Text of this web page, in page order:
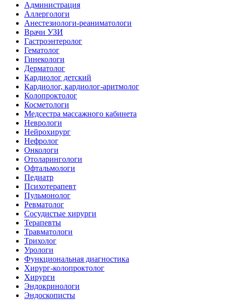
Администрация
Аллергологи
Анестезиологи-реаниматологи
Врачи УЗИ
Гастроэнтеролог
Гематолог
Гинекологи
Дерматолог
Кардиолог детский
Кардиолог, кардиолог-аритмолог
Колопроктолог
Косметологи
Медсестра массажного кабинета
Неврологи
Нейрохирург
Нефролог
Онкологи
Отоларингологи
Офтальмологи
Педиатр
Психотерапевт
Пульмонолог
Ревматолог
Сосудистые хирурги
Терапевты
Травматологи
Трихолог
Урологи
Функциональная диагностика
Хирург-колопроктолог
Хирурги
Эндокринологи
Эндоскописты